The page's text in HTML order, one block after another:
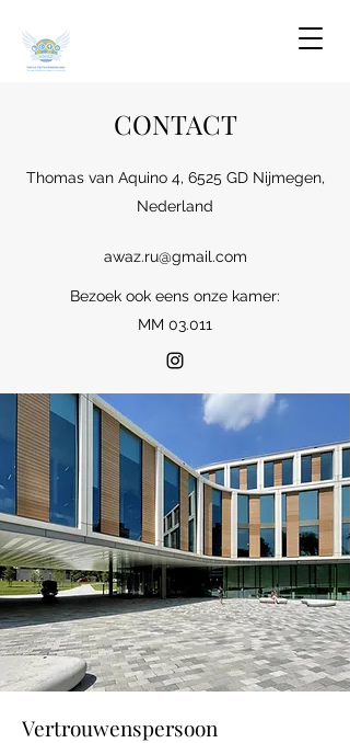
CONTACT
Thomas van Aquino 4, 6525 GD Nijmegen,
Nederland
awaz.ru@gmail.com
Bezoek ook eens onze kamer:
MM 03.011
Vertrouwenspersoon